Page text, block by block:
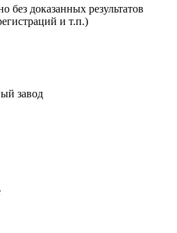
без доказанных результатов
и т.п.)
завод